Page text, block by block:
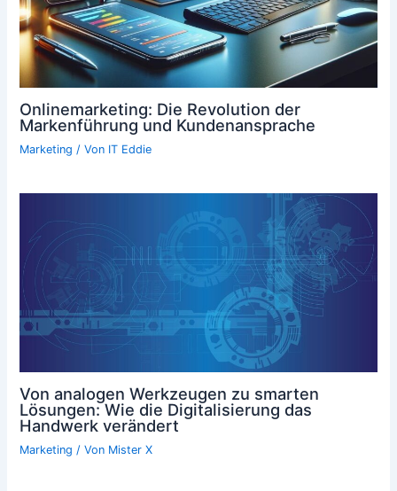
Onlinemarketing: Die Revolution der
Markenführung und Kundenansprache
Marketing / Von IT Eddie
Von analogen Werkzeugen zu smarten
Lösungen: Wie die Digitalisierung das
Handwerk verändert
Marketing / Von Mister X